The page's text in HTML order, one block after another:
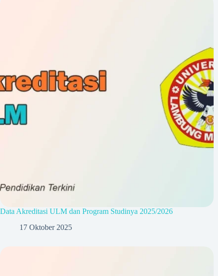
Data Akreditasi ULM dan Program Studinya 2025/2026
17 Oktober 2025